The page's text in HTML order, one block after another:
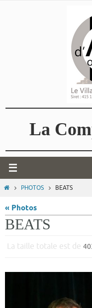
La
HOMEPHOTOS BEATS
« Photos
BEATS
La taille totale est de